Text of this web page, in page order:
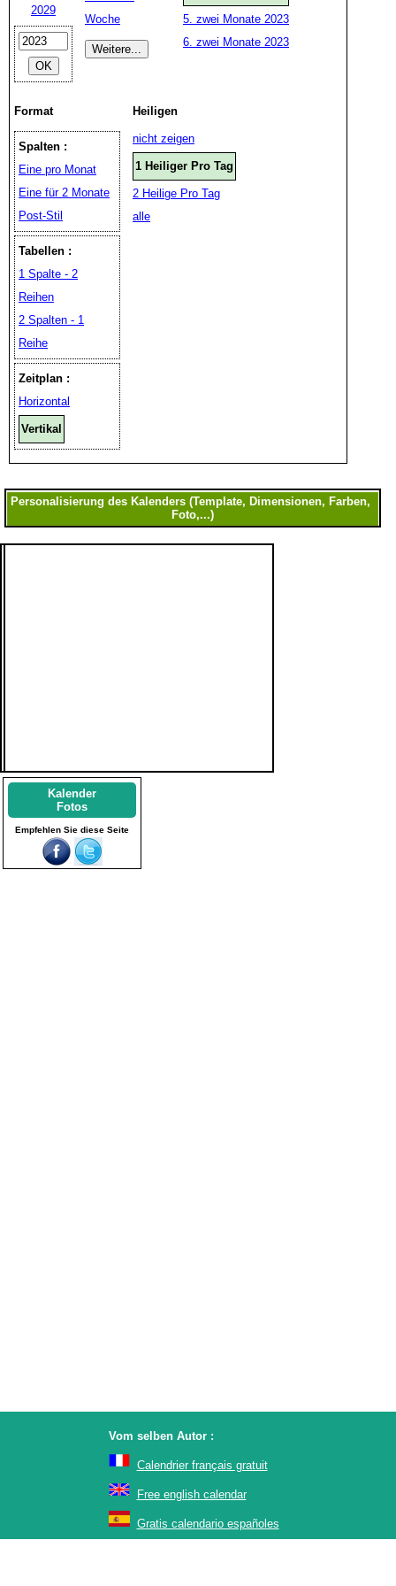
2029
Woche
5. zwei Monate 2023
6. zwei Monate 2023
Format
Spalten :
Eine pro Monat
Eine für 2 Monate
Post-Stil
Tabellen :
1 Spalte - 2
Reihen
2 Spalten - 1
Reihe
Zeitplan :
Horizontal
Vertikal
Heiligen
nicht zeigen
1 Heiliger Pro Tag
2 Heilige Pro Tag
alle
Kalender
Fotos
Empfehlen Sie diese Seite
Vom selben Autor :
Calendrier français gratuit
Free english calendar
Gratis calendario españoles